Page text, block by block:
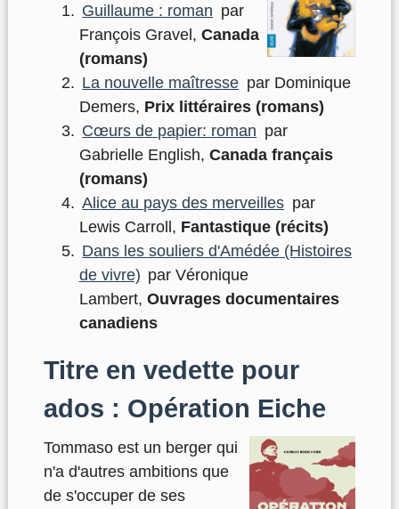
Guillaume : roman par
François Gravel, Canada
(romans)
La nouvelle maîtresse par Dominique
Demers, Prix littéraires (romans)
Cœurs de papier: roman par
Gabrielle English, Canada français
(romans)
Alice au pays des merveilles par
Lewis Carroll, Fantastique (récits)
Dans les souliers d'Amédée (Histoires
de vivre) par Véronique
Lambert, Ouvrages documentaires
canadiens
Titre en vedette pour
ados : Opération Eiche
Tommaso est un berger qui
n'a d'autres ambitions que
de s'occuper de ses